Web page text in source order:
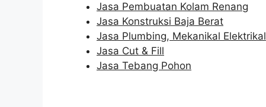
Jasa Pembuatan Kolam Renang
Jasa Konstruksi Baja Berat
Jasa Plumbing, Mekanikal Elektrikal
Jasa Cut & Fill
Jasa Tebang Pohon